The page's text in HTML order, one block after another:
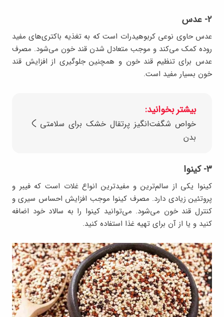
۲- عدس
عدس حاوی نوعی کربوهیدرات است که به تغذیه باکتری‌های مفید
روده کمک می‌کند و موجب متعادل شدن قند خون می‌شود. مصرف
عدس برای تنظیم قند خون و همچنین جلوگیری از افزایش قند
خون بسیار مفید است.
بیشتر بخوانید:
خواص شگفت‌انگیز پرتقال خشک برای سلامتی
بدن
۳- کینوا
کینوا یکی از سالم‌ترین و مفیدترین انواع غلات است که فیبر و
پروتئین زیادی دارد. مصرف کینوا موجب افزایش احساس سیری و
کنترل قند خون می‌شود. می‌توانید کینوا را به سالاد خود اضافه
کنید و یا از آن برای تهیه غذا استفاده کنید.